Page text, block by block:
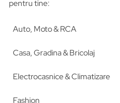
pentru tine:
Auto, Moto & RCA
Casa, Gradina & Bricolaj
Electrocasnice & Climatizare
Fashion